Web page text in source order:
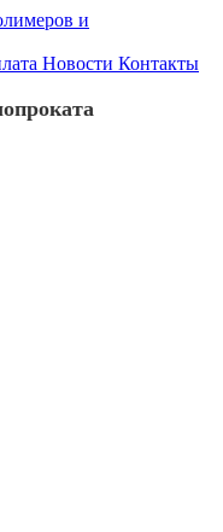
Новости Контакты